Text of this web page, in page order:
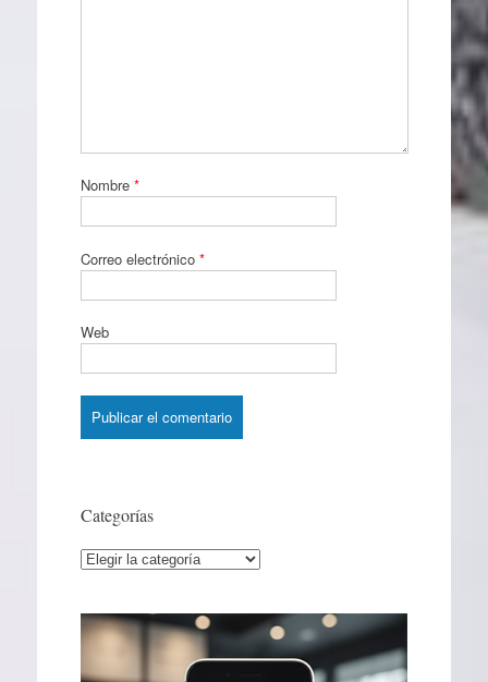
Nombre *
Correo electrónico *
Web
Categorías
Categorías